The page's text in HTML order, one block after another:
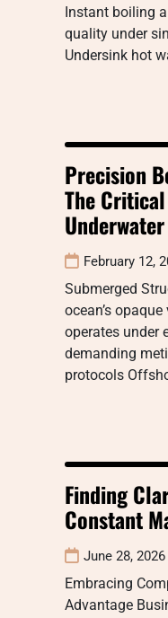
Instant boiling
quality under
Undersink hot
Precision
The
February 12,
Submerged
ocean’s
operates under
demanding
protocols
Finding
Constant
June 28, 2026
Embracing
Advantage